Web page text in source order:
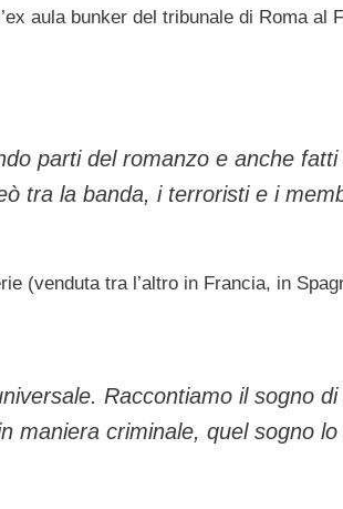
aula bunker del tribunale di Roma al
parti del romanzo e anche
tra la banda, i terroristi e i
(venduta tra l’altro in Francia, in
Raccontiamo il sogno
maniera criminale, quel sogno lo